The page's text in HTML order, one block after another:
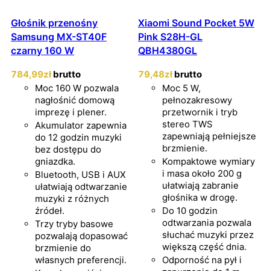
Głośnik przenośny
Samsung MX-ST40F
czarny 160 W
784,99zł brutto
Moc 160 W pozwala
nagłośnić domową
imprezę i plener.
Akumulator zapewnia
do 12 godzin muzyki
bez dostępu do
gniazdka.
Bluetooth, USB i AUX
ułatwiają odtwarzanie
muzyki z różnych
źródeł.
Trzy tryby basowe
pozwalają dopasować
brzmienie do
własnych preferencji.
Xiaomi Sound Pocket 5W
Pink S28H-GL
QBH4380GL
79,48zł brutto
Moc 5 W,
pełnozakresowy
przetwornik i tryb
stereo TWS
zapewniają pełniejsze
brzmienie.
Kompaktowe wymiary
i masa około 200 g
ułatwiają zabranie
głośnika w drogę.
Do 10 godzin
odtwarzania pozwala
słuchać muzyki przez
większą część dnia.
Odporność na pył i